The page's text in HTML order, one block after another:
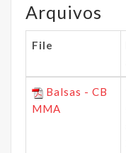
Arquivos
File
Balsas - CB
MMA